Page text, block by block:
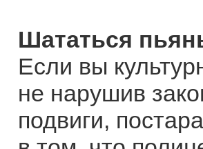
Шататься
Если вы
не нарушив
подвиги,